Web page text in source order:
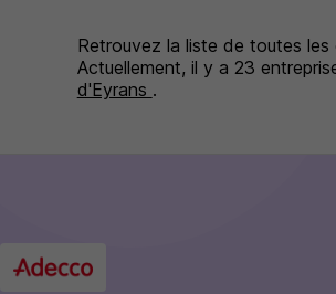
Retrouvez la liste de toutes
Actuellement, il y a 23
d'Eyrans .